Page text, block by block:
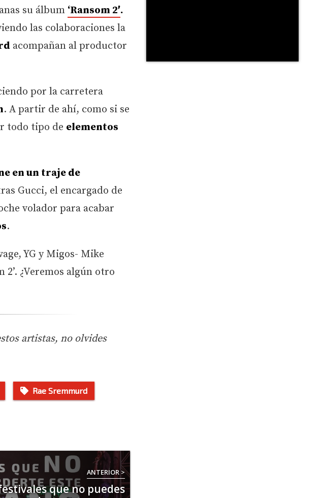
su álbum ‘Ransom 2′.
las colaboraciones la
acompañan al productor
por la carretera
. A partir de ahí, como si se
todo tipo de elementos
en un traje de
Gucci, el encargado de
volador para acabar
.
YG y Migos- Mike
2’. ¿Veremos algún otro
artistas, no olvides
Rae Sremmurd
ANTERIOR >
que no puedes